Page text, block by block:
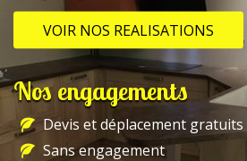
VOIR NOS REALISATIONS
Nos engagements
Devis et déplacement gratuits
Sans engagement